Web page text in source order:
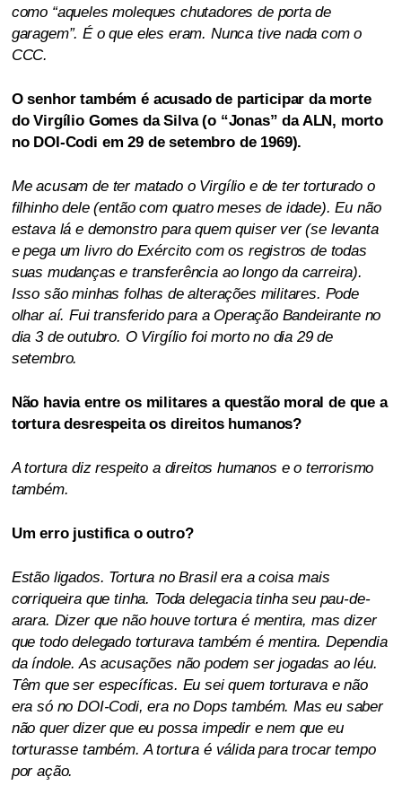
como “aqueles moleques chutadores de porta de
garagem”. É o que eles eram. Nunca tive nada com o
CCC.
O senhor também é acusado de participar da morte
do Virgílio Gomes da Silva (o “Jonas” da ALN, morto
no DOI-Codi em 29 de setembro de 1969).
Me acusam de ter matado o Virgílio e de ter torturado o
filhinho dele (então com quatro meses de idade). Eu não
estava lá e demonstro para quem quiser ver (se levanta
e pega um livro do Exército com os registros de todas
suas mudanças e transferência ao longo da carreira).
Isso são minhas folhas de alterações militares. Pode
olhar aí. Fui transferido para a Operação Bandeirante no
dia 3 de outubro. O Virgílio foi morto no dia 29 de
setembro.
Não havia entre os militares a questão moral de que a
tortura desrespeita os direitos humanos?
A tortura diz respeito a direitos humanos e o terrorismo
também.
Um erro justifica o outro?
Estão ligados. Tortura no Brasil era a coisa mais
corriqueira que tinha. Toda delegacia tinha seu pau-de-
arara. Dizer que não houve tortura é mentira, mas dizer
que todo delegado torturava também é mentira. Dependia
da índole. As acusações não podem ser jogadas ao léu.
Têm que ser específicas. Eu sei quem torturava e não
era só no DOI-Codi, era no Dops também. Mas eu saber
não quer dizer que eu possa impedir e nem que eu
torturasse também. A tortura é válida para trocar tempo
por ação.